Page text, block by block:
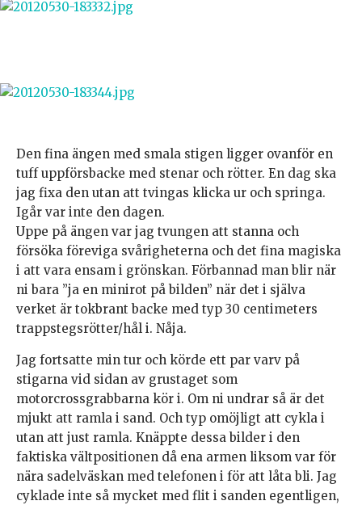
Den fina ängen med smala stigen ligger ovanför en
tuff uppförsbacke med stenar och rötter. En dag ska
jag fixa den utan att tvingas klicka ur och springa.
Igår var inte den dagen.
Uppe på ängen var jag tvungen att stanna och
försöka föreviga svårigheterna och det fina magiska
i att vara ensam i grönskan. Förbannad man blir när
ni bara ”ja en minirot på bilden” när det i själva
verket är tokbrant backe med typ 30 centimeters
trappstegsrötter/hål i. Nåja.
Jag fortsatte min tur och körde ett par varv på
stigarna vid sidan av grustaget som
motorcrossgrabbarna kör i. Om ni undrar så är det
mjukt att ramla i sand. Och typ omöjligt att cykla i
utan att just ramla. Knäppte dessa bilder i den
faktiska vältpositionen då ena armen liksom var för
nära sadelväskan med telefonen i för att låta bli. Jag
cyklade inte så mycket med flit i sanden egentligen,